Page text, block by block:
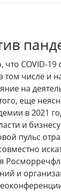
COVID-19
том числе и
на
еще
в 2021
и
пульс
и